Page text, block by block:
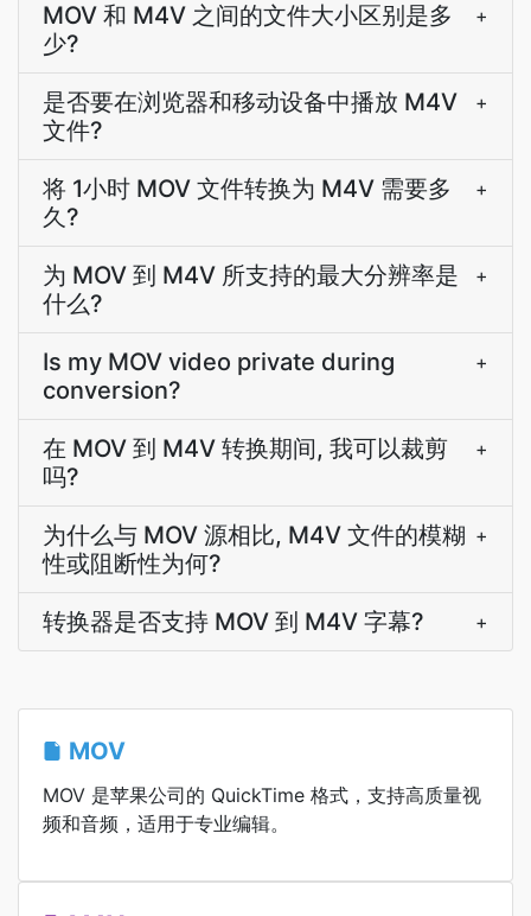
MOV 和 M4V 之间的文件大小区别是多
少?
+
是否要在浏览器和移动设备中播放 M4V
文件?
+
将 1小时 MOV 文件转换为 M4V 需要多
久?
+
为 MOV 到 M4V 所支持的最大分辨率是
什么?
+
Is my MOV video private during
conversion?
+
在 MOV 到 M4V 转换期间, 我可以裁剪
吗?
+
为什么与 MOV 源相比, M4V 文件的模糊
性或阻断性为何?
+
转换器是否支持 MOV 到 M4V 字幕? +
MOV
MOV 是苹果公司的 QuickTime 格式，支持高质量视
频和音频，适用于专业编辑。